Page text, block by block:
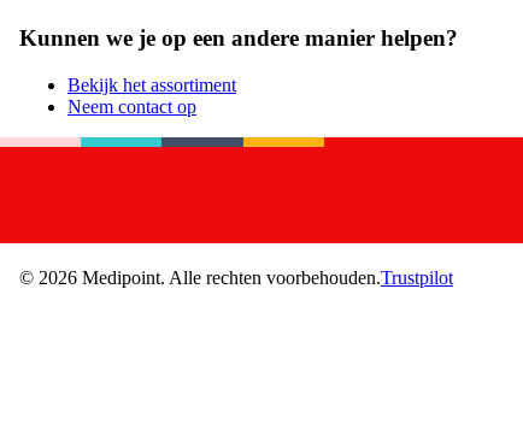
Kunnen we je op een andere manier helpen?
Bekijk het assortiment
Neem contact op
© 2026 Medipoint. Alle rechten voorbehouden.Trustpilot